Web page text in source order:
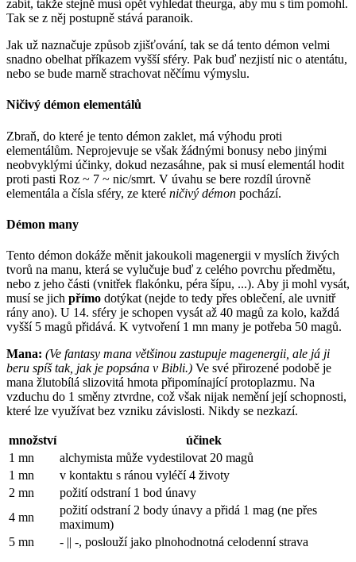
zabít, takže stejně musí opět vyhledat theurga, aby mu s tím pomohl.
Tak se z něj postupně stává paranoik.
Jak už naznačuje způsob zjišťování, tak se dá tento démon velmi
snadno obelhat příkazem vyšší sféry. Pak buď nezjistí nic o atentátu,
nebo se bude marně strachovat něčímu výmyslu.
Ničivý démon elementálů
Zbraň, do které je tento démon zaklet, má výhodu proti
elementálům. Neprojevuje se však žádnými bonusy nebo jinými
neobvyklými účinky, dokud nezasáhne, pak si musí elementál hodit
proti pasti Roz ~ 7 ~ nic/smrt. V úvahu se bere rozdíl úrovně
elementála a čísla sféry, ze které ničivý démon pochází.
Démon many
Tento démon dokáže měnit jakoukoli magenergii v myslích živých
tvorů na manu, která se vylučuje buď z celého povrchu předmětu,
nebo z jeho části (vnitřek flakónku, péra šípu, ...). Aby ji mohl vysát,
musí se jich přímo dotýkat (nejde to tedy přes oblečení, ale uvnitř
rány ano). U 14. sféry je schopen vysát až 40 magů za kolo, každá
vyšší 5 magů přidává. K vytvoření 1 mn many je potřeba 50 magů.
Mana: (Ve fantasy mana většinou zastupuje magenergii, ale já ji
beru spíš tak, jak je popsána v Bibli.) Ve své přirozené podobě je
mana žlutobílá slizovitá hmota připomínající protoplazmu. Na
vzduchu do 1 směny ztvrdne, což však nijak nemění její schopnosti,
které lze využívat bez vzniku závislosti. Nikdy se nezkazí.
množství
účinek
1 mn
alchymista může vydestilovat 20 magů
1 mn
v kontaktu s ránou vyléčí 4 životy
2 mn
požití odstraní 1 bod únavy
4 mn
požití odstraní 2 body únavy a přidá 1 mag (ne přes
maximum)
5 mn
- || -, poslouží jako plnohodnotná celodenní strava